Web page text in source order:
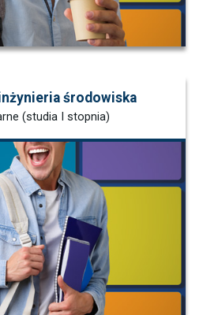
środowiska
(studia I stopnia)